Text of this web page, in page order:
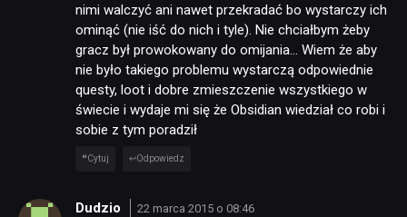
nimi walczyć ani nawet przekradać bo wystarczy ich
ominąć (nie iść do nich i tyle). Nie chciałbym żeby
gracz był prowokowany do omijania… Wiem że aby
nie było takiego problemu wystarczą odpowiednie
questy, loot i dobre zmieszczenie wszystkiego w
świecie i wydaje mi się że Obsidian wiedział co robi i
sobie z tym poradził
Cytuj Odpowiedz
Dudzio 22 marca 2015 o 08:46